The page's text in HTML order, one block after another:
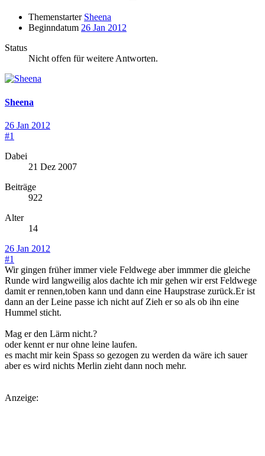
Themenstarter Sheena
Beginndatum 26 Jan 2012
Status
Nicht offen für weitere Antworten.
Sheena
26 Jan 2012
#1
Dabei
21 Dez 2007
Beiträge
922
Alter
14
26 Jan 2012
#1
Wir gingen früher immer viele Feldwege aber immmer die gleiche
Runde wird langweilig alos dachte ich mir gehen wir erst Feldwege
damit er rennen,toben kann und dann eine Haupstrase zurück.Er ist
dann an der Leine passe ich nicht auf Zieh er so als ob ihn eine
Hummel sticht.
Mag er den Lärm nicht.?
oder kennt er nur ohne leine laufen.
es macht mir kein Spass so gezogen zu werden da wäre ich sauer
aber es wird nichts Merlin zieht dann noch mehr.
Anzeige: